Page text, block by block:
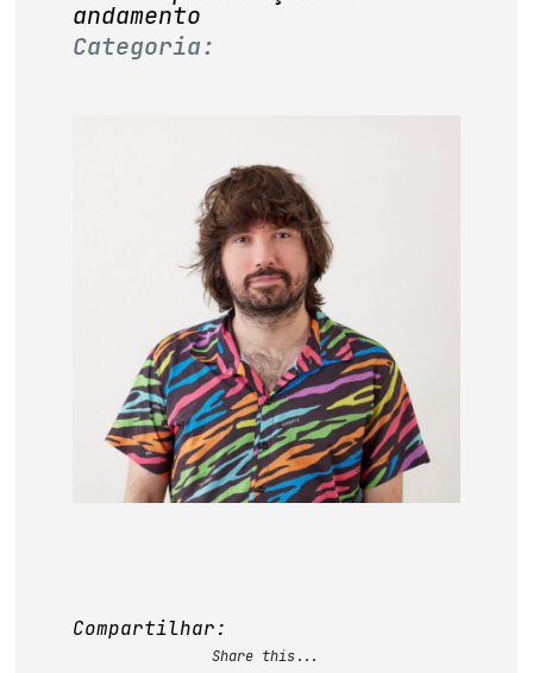
artigos em periódicos
editorial
base de dados
publicações na mídia
andamento
Categoria:
Compartilhar:
Share this...